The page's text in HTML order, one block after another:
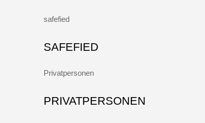
safefied
SAFEFIED
Privatpersonen
PRIVATPERSONEN